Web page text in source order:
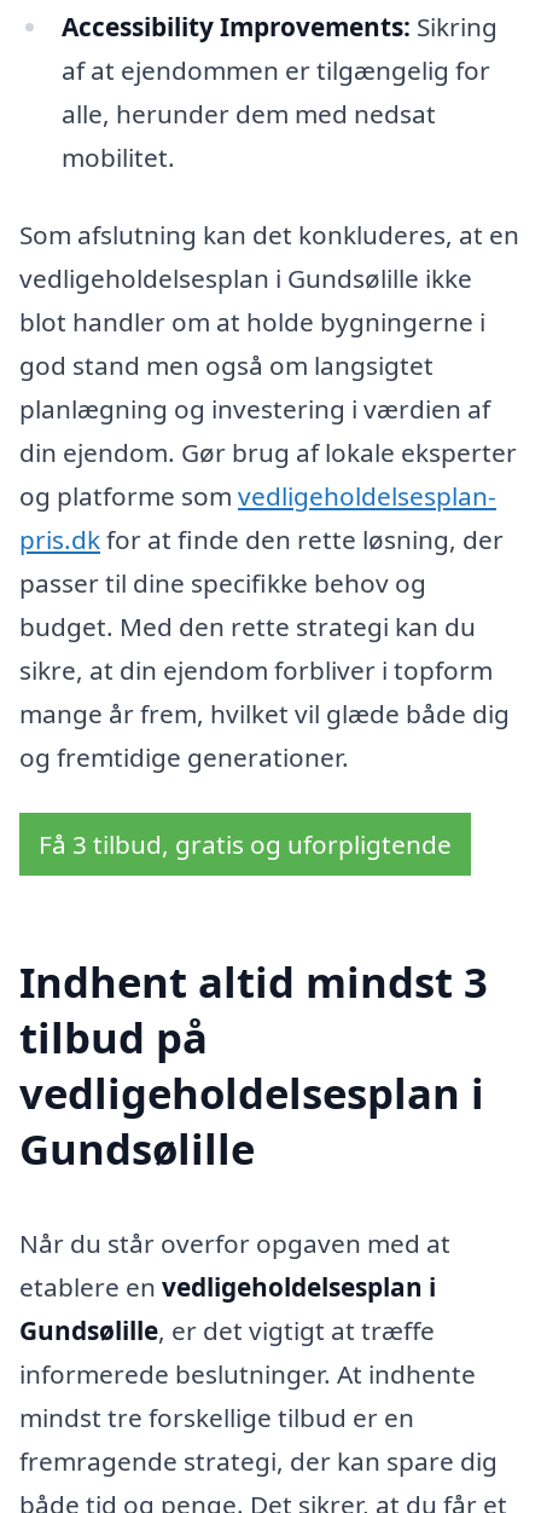
Accessibility Improvements: Sikring
af at ejendommen er tilgængelig for
alle, herunder dem med nedsat
mobilitet.
Som afslutning kan det konkluderes, at en
vedligeholdelsesplan i Gundsølille ikke
blot handler om at holde bygningerne i
god stand men også om langsigtet
planlægning og investering i værdien af
din ejendom. Gør brug af lokale eksperter
og platforme som vedligeholdelsesplan-
pris.dkfor at finde den rette løsning, der
passer til dine specifikke behov og
budget. Med den rette strategi kan du
sikre, at din ejendom forbliver i topform
mange år frem, hvilket vil glæde både dig
og fremtidige generationer.
Få 3 tilbud, gratis og uforpligtende
Indhent altid mindst 3
tilbud på
vedligeholdelsesplan i
Gundsølille
Når du står overfor opgaven med at
etablere en vedligeholdelsesplan i
Gundsølille, er det vigtigt at træffe
informerede beslutninger. At indhente
mindst tre forskellige tilbud er en
fremragende strategi, der kan spare dig
både tid og penge. Det sikrer, at du får et